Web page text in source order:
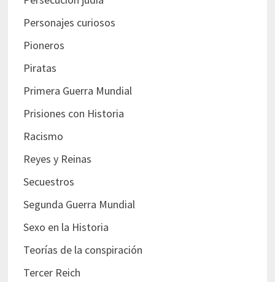
Personajes curiosos
Pioneros
Piratas
Primera Guerra Mundial
Prisiones con Historia
Racismo
Reyes y Reinas
Secuestros
Segunda Guerra Mundial
Sexo en la Historia
Teorías de la conspiración
Tercer Reich